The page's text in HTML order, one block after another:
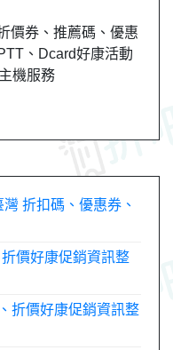
價券、推薦碼、優惠
、Dcard好康活動
機服務
折扣碼、優惠券、
價好康促銷資訊整
折價好康促銷資訊整